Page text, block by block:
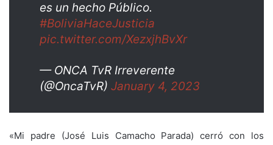
es un hecho Público.
#BoliviaHaceJusticia
pic.twitter.com/XezxjhBvXr
— ONCA TvR Irreverente
(@OncaTvR) January 4, 2023
«Mi padre (José Luis Camacho Parada) cerró con los